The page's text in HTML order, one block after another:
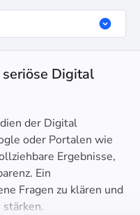
Digital
der Digital
oder Portalen wie
Ergebnisse,
Ein
Fragen zu klären und